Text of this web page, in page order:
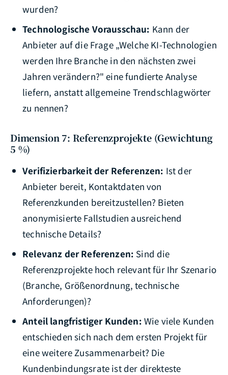
wurden?
Technologische Vorausschau: Kann der
Anbieter auf die Frage „Welche KI-Technologien
werden Ihre Branche in den nächsten zwei
Jahren verändern?" eine fundierte Analyse
liefern, anstatt allgemeine Trendschlagwörter
zu nennen?
Dimension 7: Referenzprojekte (Gewichtung
5 %)
Verifizierbarkeit der Referenzen: Ist der
Anbieter bereit, Kontaktdaten von
Referenzkunden bereitzustellen? Bieten
anonymisierte Fallstudien ausreichend
technische Details?
Relevanz der Referenzen: Sind die
Referenzprojekte hoch relevant für Ihr Szenario
(Branche, Größenordnung, technische
Anforderungen)?
Anteil langfristiger Kunden: Wie viele Kunden
entschieden sich nach dem ersten Projekt für
eine weitere Zusammenarbeit? Die
Kundenbindungsrate ist der direkteste